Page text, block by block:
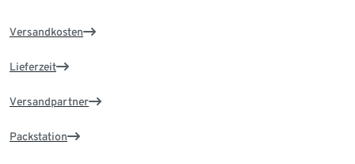
Versandkosten
Lieferzeit
Versandpartner
Packstation